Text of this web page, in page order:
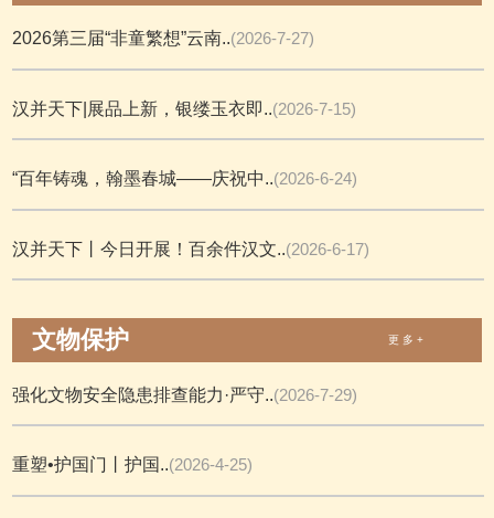
2026第三届“非童繁想”云南..(2026-7-27)
汉并天下|展品上新，银缕玉衣即..(2026-7-15)
“百年铸魂，翰墨春城——庆祝中..(2026-6-24)
汉并天下丨今日开展！百余件汉文..(2026-6-17)
文物保护 更 多 +
强化文物安全隐患排查能力·严守..(2026-7-29)
重塑•护国门丨护国..(2026-4-25)